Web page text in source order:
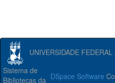
UNIVERSIDADE
DSpace Software
Sistema de
Bibliotecas da